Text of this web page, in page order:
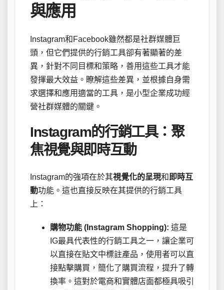
與應用
Instagram和Facebook雖然都是社群媒體巨
頭，但它們提供的行銷工具卻有著顯著的差
異，針對不同目標和策略，善用這些工具才能
發揮最大效益。瞭解這些差異，並根據自身需
求選擇和應用適當的工具，是小型企業成功經
營社群媒體的關鍵。
Instagram的行銷工具：聚
焦視覺與即時互動
Instagram的強項在於其視覺化的呈現和 即時互
動功能。這也直接反映在其提供的行銷工具
上：
購物功能 (Instagram Shopping): 這是
IG最具代表性的行銷工具之一，讓企業可
以直接在貼文中標註產品，使用者可以直
接點擊購買，簡化了購買流程，提升了轉
換率。這對於電商和實體店面都極具吸引